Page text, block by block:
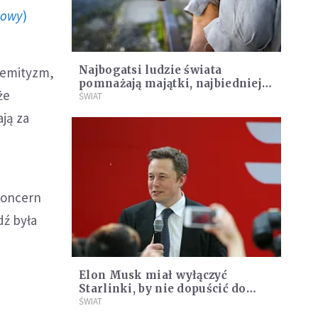
)
za
była
Najbogatsi ludzie świata
pomnażają majątki, najbiedniejsi
pogrążają się w ubóstwie. Oxfam:
ŚWIAT
Elon Musk miał wyłączyć
Starlinki, by nie dopuścić do
ataku dronów na okręty Rosji
ŚWIAT